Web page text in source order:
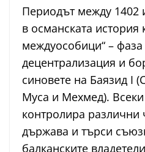
Периодът между 1402
в османската история
междуособици“ –
децентрализация и
синовете на Баязид I
Муса и Мехмед).
контролира различни
държава и търси
балканските